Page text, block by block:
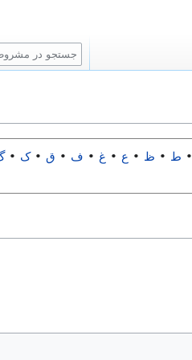
• ط • ظ • ع • غ • ف • ق•ک •
ج
س
و